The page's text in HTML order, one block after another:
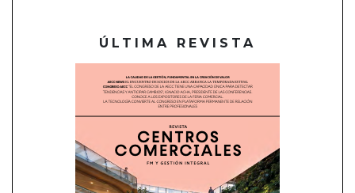
ÚLTIMA REVISTA